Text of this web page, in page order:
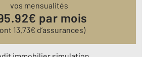
vos mensualités
€ par mois
13.73€ d’assurances)